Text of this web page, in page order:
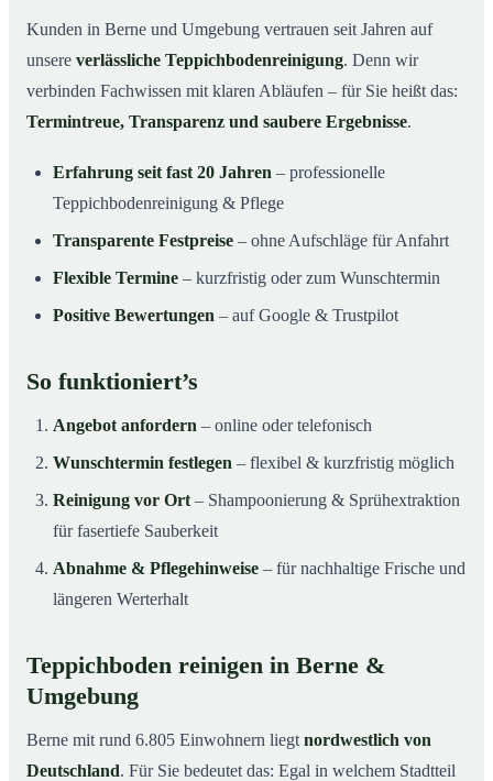
Kunden in Berne und Umgebung vertrauen seit Jahren auf
unsere verlässliche Teppichbodenreinigung. Denn wir
verbinden Fachwissen mit klaren Abläufen – für Sie heißt das:
Termintreue, Transparenz und saubere Ergebnisse.
Erfahrung seit fast 20 Jahren – professionelle
Teppichbodenreinigung & Pflege
Transparente Festpreise – ohne Aufschläge für Anfahrt
Flexible Termine – kurzfristig oder zum Wunschtermin
Positive Bewertungen – auf Google & Trustpilot
So funktioniert’s
Angebot anfordern – online oder telefonisch
Wunschtermin festlegen – flexibel & kurzfristig möglich
Reinigung vor Ort – Shampoonierung & Sprühextraktion
für fasertiefe Sauberkeit
Abnahme & Pflegehinweise – für nachhaltige Frische und
längeren Werterhalt
Teppichboden reinigen in Berne &
Umgebung
Berne mit rund 6.805 Einwohnern liegt nordwestlich von
Deutschland. Für Sie bedeutet das: Egal in welchem Stadtteil